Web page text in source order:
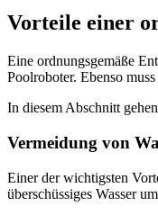
Vorteile einer
Eine ordnungsgemäße
Poolroboter. Ebenso
In diesem Abschnitt
Vermeidung von
Einer der wichtigsten
überschüssiges Wasser